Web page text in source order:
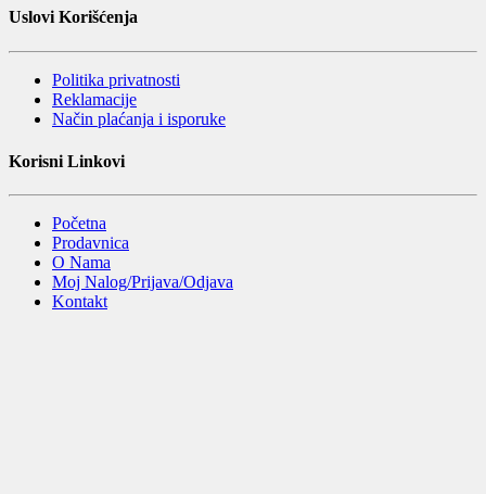
Uslovi Korišćenja
Politika privatnosti
Reklamacije
Način plaćanja i isporuke
Korisni Linkovi
Početna
Prodavnica
O Nama
Moj Nalog/Prijava/Odjava
Kontakt